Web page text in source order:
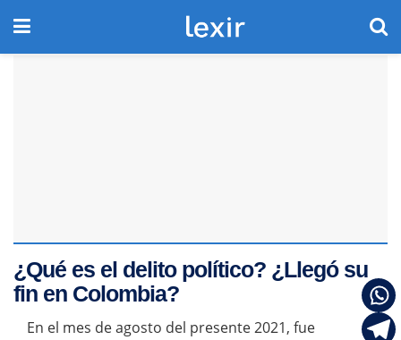
¿Qué es el delito político? ¿Llegó su
fin en Colombia?
En el mes de agosto del presente 2021, fue